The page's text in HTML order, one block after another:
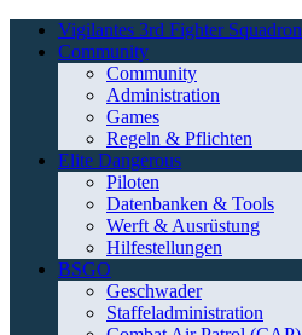
Vigilantes 3rd Fighter Squadron
Community
Community
Administration
Games
Regeln & Pflichten
Elite Dangerous
Piloten
Datenbanken & Tools
Werft & Ausrüstung
Hilfestellungen
BSGO
Geschwader
Staffeladministration